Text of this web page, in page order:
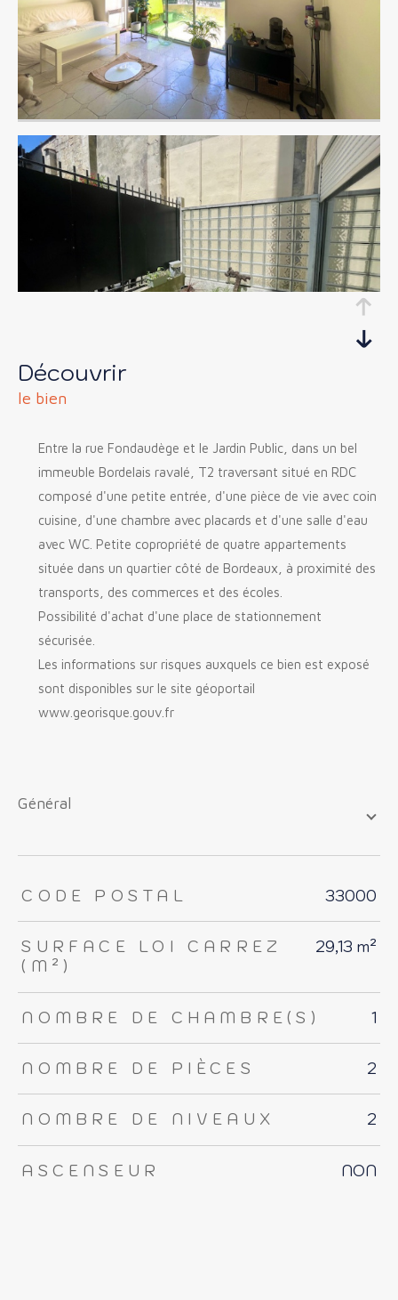
découvrir
le bien
Entre la rue Fondaudège et le Jardin Public, dans un bel
immeuble Bordelais ravalé, T2 traversant situé en RDC
composé d'une petite entrée, d'une pièce de vie avec coin
cuisine, d'une chambre avec placards et d'une salle d'eau
avec WC. Petite copropriété de quatre appartements
située dans un quartier côté de Bordeaux, à proximité des
transports, des commerces et des écoles.
Possibilité d'achat d'une place de stationnement
sécurisée.
Les informations sur risques auxquels ce bien est exposé
sont disponibles sur le site géoportail
www.georisque.gouv.fr
général
TRAD_ZEPHYR_Caracteristique TRAD_ZEPHYR_Valeurs
CODE POSTAL 33000
SURFACE LOI CARREZ
(M²)
29,13 m²
NOMBRE DE CHAMBRE(S) 1
NOMBRE DE PIÈCES 2
NOMBRE DE NIVEAUX 2
ASCENSEUR NON